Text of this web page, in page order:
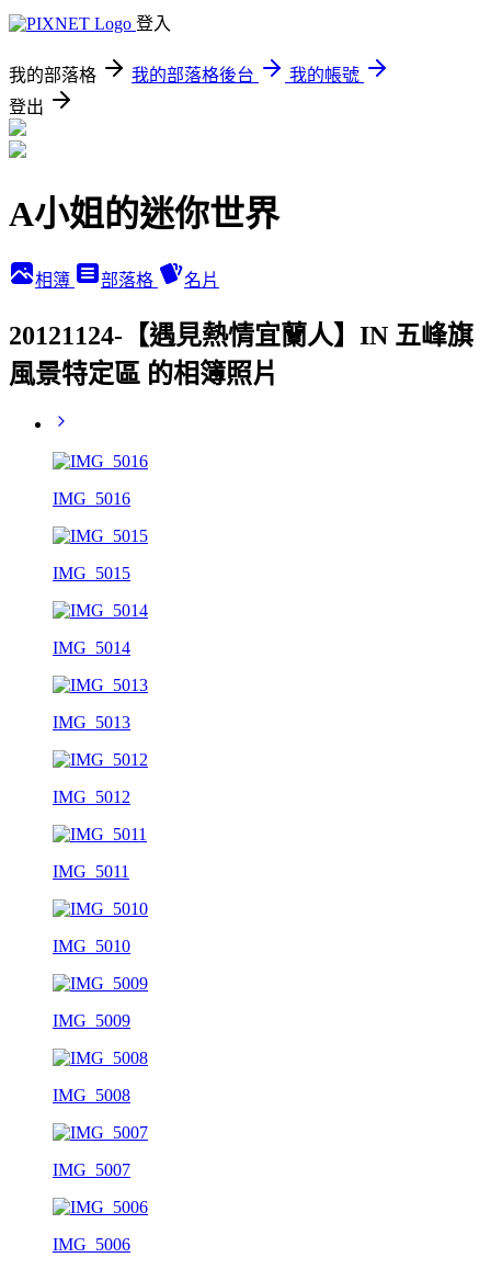
登入
我的部落格 我的部落格後台
我的帳號
登出
A小姐的迷你世界
相簿 部落格 名片
20121124-【遇見熱情宜蘭人】IN 五峰旗
風景特定區 的相簿照片
IMG_5016
IMG_5015
IMG_5014
IMG_5013
IMG_5012
IMG_5011
IMG_5010
IMG_5009
IMG_5008
IMG_5007
IMG_5006